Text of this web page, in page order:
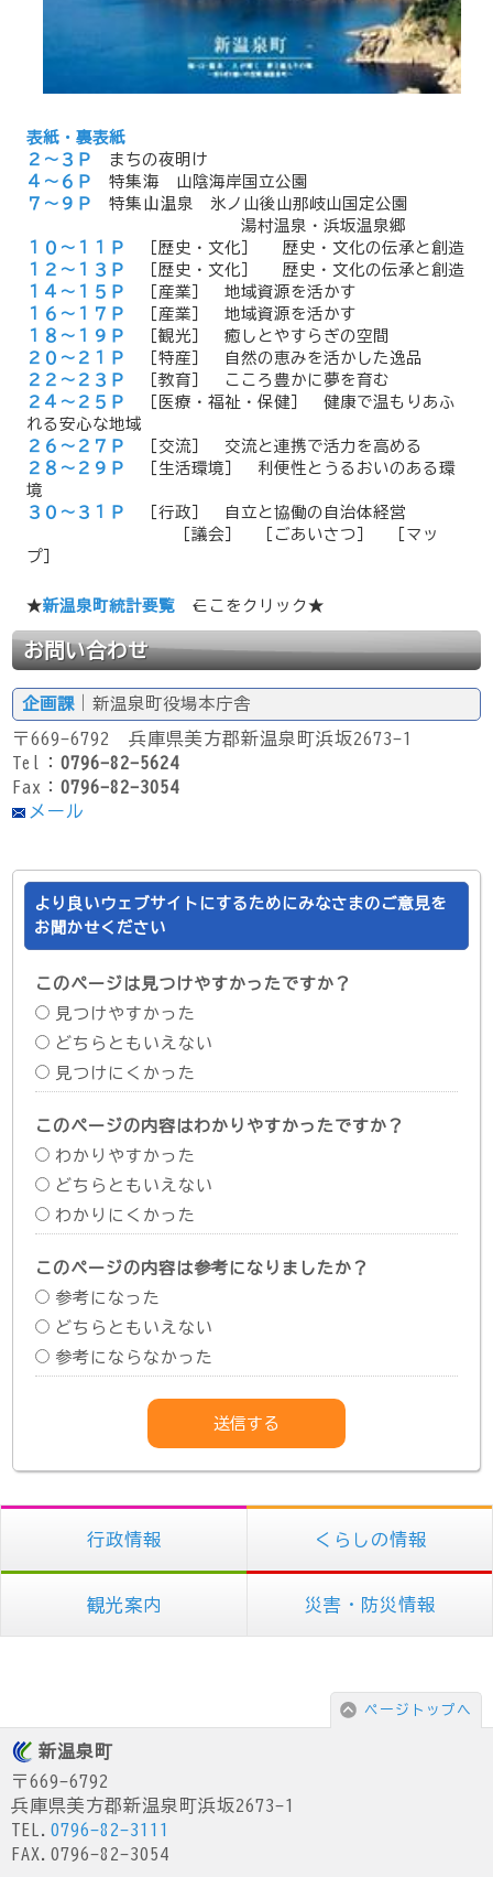
表紙・裏表紙
２～３Ｐ
まちの夜明け
４～６Ｐ
特集│海 山陰海岸国立公園
７～９Ｐ
特集│山│温泉 氷ノ山後山那岐山国定公園
湯村温泉・浜坂温泉郷
１０～１１Ｐ
［歴史・文化］ 歴史・文化の伝承と創造
１２～１３Ｐ
［歴史・文化］ 歴史・文化の伝承と創造
１４～１５Ｐ
［産業］ 地域資源を活かす
１６～１７Ｐ
［産業］ 地域資源を活かす
１８～１９Ｐ
［観光］ 癒しとやすらぎの空間
２０～２１Ｐ
［特産］ 自然の恵みを活かした逸品
２２～２３Ｐ
［教育］ こころ豊かに夢を育む
２４～２５Ｐ
［医療・福祉・保健］ 健康で温もりあふ
れる安心な地域
２６～２７Ｐ
［交流］ 交流と連携で活力を高める
２８～２９Ｐ
［生活環境］ 利便性とうるおいのある環
境
３０～３１Ｐ
［行政］ 自立と協働の自治体経営
［議会］ ［ごあいさつ］ ［マッ
プ］
★新温泉町統計要覧←ここをクリック★
お問い合わせ
企画課 ｜新温泉町役場本庁舎
〒669-6792 兵庫県美方郡新温泉町浜坂2673-1
Tel：0796-82-5624
Fax：0796-82-3054
メール
より良いウェブサイトにするためにみなさまのご意見を
お聞かせください
このページは見つけやすかったですか？
見つけやすかった
どちらともいえない
見つけにくかった
このページの内容はわかりやすかったですか？
わかりやすかった
どちらともいえない
わかりにくかった
このページの内容は参考になりましたか？
参考になった
どちらともいえない
参考にならなかった
行政情報 くらしの情報
観光案内 災害・防災情報
ページトップへ
新温泉町
〒669-6792
兵庫県美方郡新温泉町浜坂2673-1
TEL. 0796-82-3111
FAX.0796-82-3054